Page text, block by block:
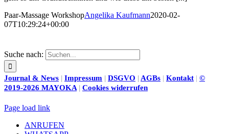
Paar-Massage WorkshopAngelika Kaufmann2020-02-
07T10:29:24+00:00
Suche nach:
Journal & News | Impressum | DSGVO | AGBs | Kontakt | ©
2019-2026 MAYOKA | Cookies widerrufen
Page load link
ANRUFEN